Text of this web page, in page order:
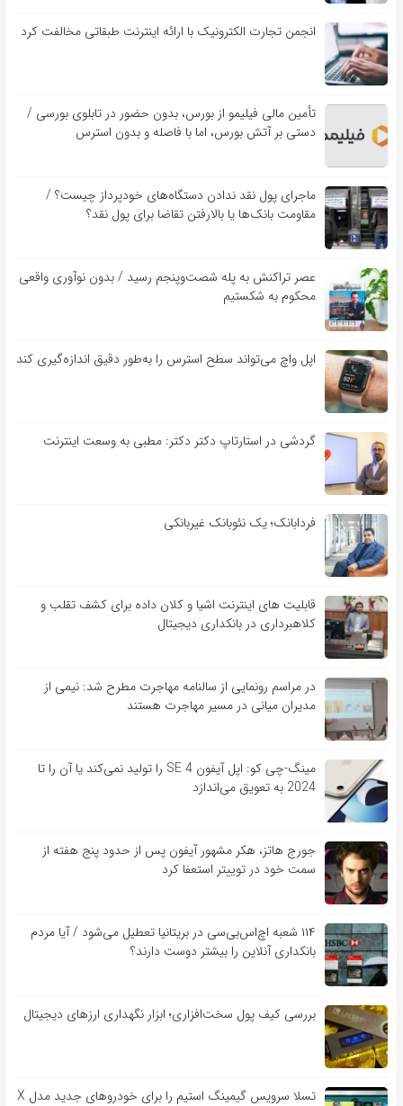
انجمن تجارت الکترونیک با ارائه اینترنت طبقاتی مخالفت کرد
تأمین مالی فیلیمو از بورس، بدون حضور در تابلوی بورسی /
دستی بر آتش بورس، اما با فاصله و بدون استرس
ماجرای پول نقد ندادن دستگاه‌های خودپرداز چیست؟ /
مقاومت بانک‌ها یا بالارفتن تقاضا برای پول نقد؟
عصر تراکنش به پله شصت‌وپنجم رسید / بدون نوآوری واقعی
محکوم به شکستیم
اپل واچ می‌تواند سطح استرس را به‌طور دقیق اندازه‌گیری کند
گردشی در استارتاپ دکتر دکتر: مطبی به وسعت اینترنت
فردابانک؛ یک نئوبانک غیربانکی
قابلیت ‏های اینترنت اشیا و کلان‏ داده برای کشف تقلب و
کلاهبرداری در بانکداری دیجیتال
در مراسم رونمایی از سالنامه مهاجرت مطرح شد: نیمی از
مدیران میانی در مسیر مهاجرت هستند
مینگ-چی کو: اپل آیفون SE 4 را تولید نمی‌کند یا آن را تا
2024 به تعویق می‌اندازد
جورج هاتز، هکر مشهور آیفون پس از حدود پنج هفته از
سمت خود در توییتر استعفا کرد
۱۱۴ شعبه اچ‌اس‌بی‌سی در بریتانیا تعطیل می‌شود / آیا مردم
بانکداری آنلاین را بیشتر دوست دارند؟
بررسی کیف‌ پول سخت‌افزاری؛ ابزار نگهداری ارزهای دیجیتال
تسلا سرویس گیمینگ استیم را برای خودروهای جدید مدل X